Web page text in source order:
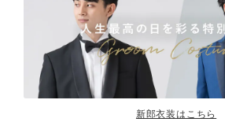
新郎衣装はこちら